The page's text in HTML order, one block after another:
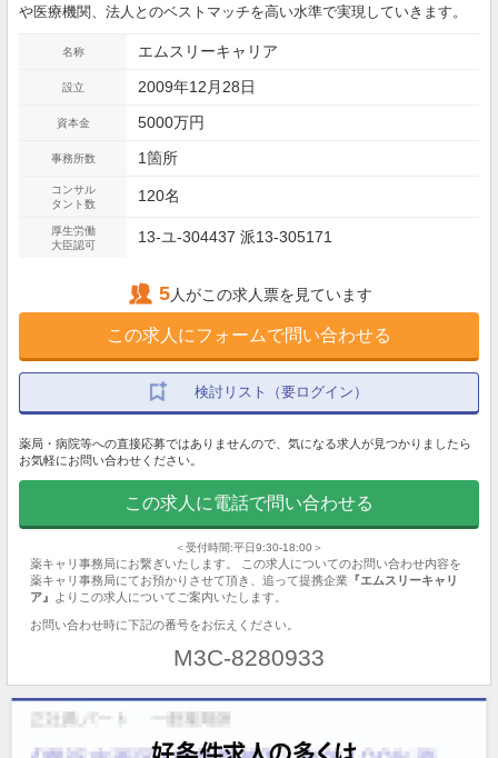
や医療機関、法人とのベストマッチを高い水準で実現していきます。
名称 エムスリーキャリア
設立 2009年12月28日
資本金 5000万円
事務所数 1箇所
コンサル
タント数
120名
厚生労働
大臣認可
13-ユ-304437 派13-305171
5人がこの求人票を見ています
この求人にフォームで問い合わせる
検討リスト（要ログイン）
薬局・病院等への直接応募ではありませんので、気になる求人が見つかりましたら
お気軽にお問い合わせください。
この求人に電話で問い合わせる
＜受付時間:平日9:30-18:00＞
薬キャリ事務局にお繋ぎいたします。 この求人についてのお問い合わせ内容を
薬キャリ事務局にてお預かりさせて頂き、追って提携企業 『エムスリーキャリ
ア』
よりこの求人についてご案内いたします。
お問い合わせ時に下記の番号をお伝えください。
M3C-8280933